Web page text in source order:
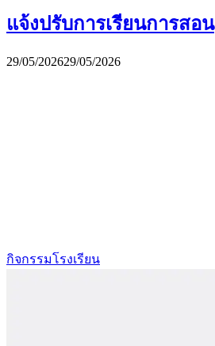
แจ้งปรับการเรียนการสอน
29/05/202629/05/2026
กิจกรรมโรงเรียน